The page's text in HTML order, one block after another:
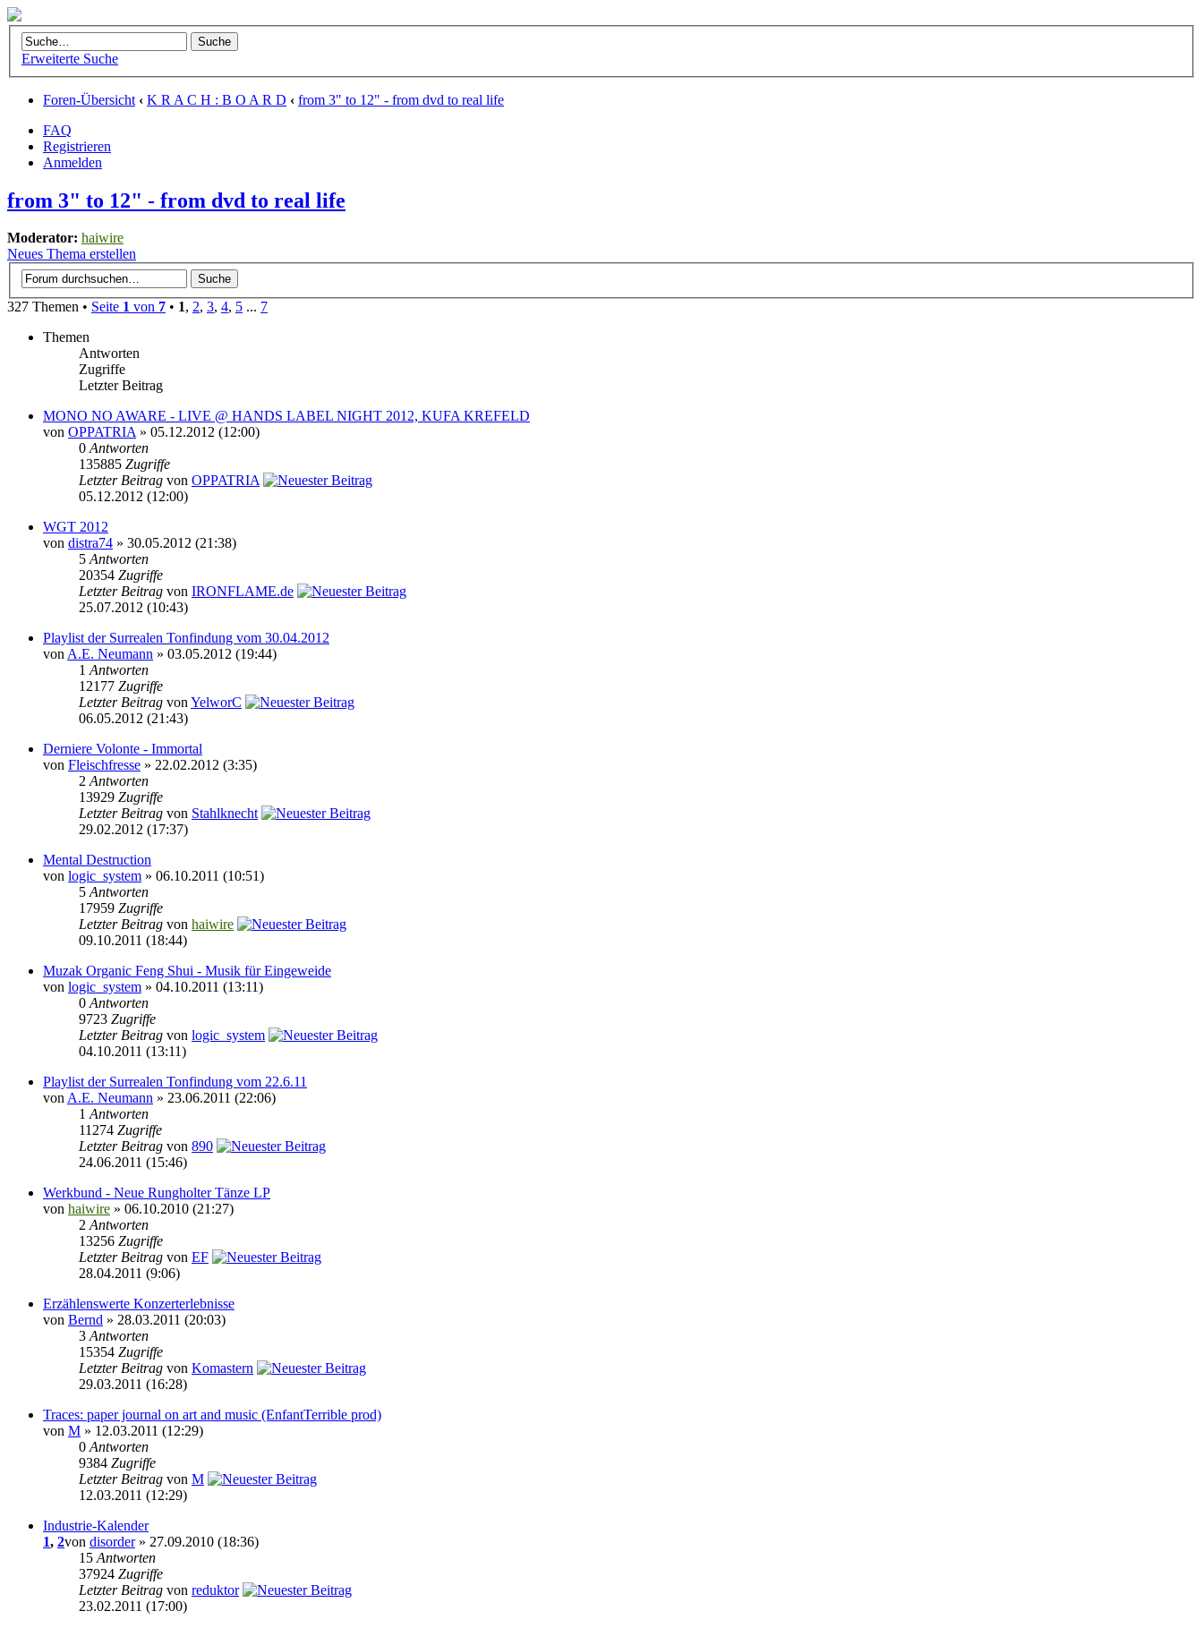
Erweiterte Suche
Foren-Übersicht ‹ K R A C H : B O A R D ‹ from 3" to 12" - from dvd to real life
FAQ
Registrieren
Anmelden
from 3" to 12" - from dvd to real life
Moderator: haiwire
Neues Thema erstellen
327 Themen • Seite 1 von 7 • 1, 2, 3, 4, 5 ... 7
Themen
Antworten
Zugriffe
Letzter Beitrag
MONO NO AWARE - LIVE @ HANDS LABEL NIGHT 2012, KUFA KREFELD
von OPPATRIA » 05.12.2012 (12:00)
0 Antworten
135885 Zugriffe
Letzter Beitrag von OPPATRIA
05.12.2012 (12:00)
WGT 2012
von distra74 » 30.05.2012 (21:38)
5 Antworten
20354 Zugriffe
Letzter Beitrag von IRONFLAME.de
25.07.2012 (10:43)
Playlist der Surrealen Tonfindung vom 30.04.2012
von A.E. Neumann » 03.05.2012 (19:44)
1 Antworten
12177 Zugriffe
Letzter Beitrag von YelworC
06.05.2012 (21:43)
Derniere Volonte - Immortal
von Fleischfresse » 22.02.2012 (3:35)
2 Antworten
13929 Zugriffe
Letzter Beitrag von Stahlknecht
29.02.2012 (17:37)
Mental Destruction
von logic_system » 06.10.2011 (10:51)
5 Antworten
17959 Zugriffe
Letzter Beitrag von haiwire
09.10.2011 (18:44)
Muzak Organic Feng Shui - Musik für Eingeweide
von logic_system » 04.10.2011 (13:11)
0 Antworten
9723 Zugriffe
Letzter Beitrag von logic_system
04.10.2011 (13:11)
Playlist der Surrealen Tonfindung vom 22.6.11
von A.E. Neumann » 23.06.2011 (22:06)
1 Antworten
11274 Zugriffe
Letzter Beitrag von 890
24.06.2011 (15:46)
Werkbund - Neue Rungholter Tänze LP
von haiwire » 06.10.2010 (21:27)
2 Antworten
13256 Zugriffe
Letzter Beitrag von EF
28.04.2011 (9:06)
Erzählenswerte Konzerterlebnisse
von Bernd » 28.03.2011 (20:03)
3 Antworten
15354 Zugriffe
Letzter Beitrag von Komastern
29.03.2011 (16:28)
Traces: paper journal on art and music (EnfantTerrible prod)
von M » 12.03.2011 (12:29)
0 Antworten
9384 Zugriffe
Letzter Beitrag von M
12.03.2011 (12:29)
Industrie-Kalender
1, 2von disorder» 27.09.2010 (18:36)
15 Antworten
37924 Zugriffe
Letzter Beitrag von reduktor
23.02.2011 (17:00)